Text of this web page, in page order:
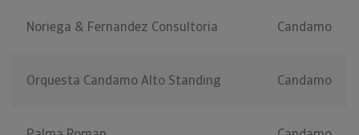
Noriega & Fernandez Consultoria Candamo
Orquesta Candamo Alto Standing Candamo